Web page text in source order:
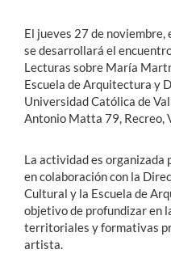
El jueves 27 de noviembre,
se desarrollará el
Lecturas sobre María
Escuela de Arquitectura y
Universidad Católica de
Antonio Matta 79, Recreo,
La actividad es organizada
en colaboración con la
Cultural y la Escuela de
objetivo de profundizar en
territoriales y formativas
artista.